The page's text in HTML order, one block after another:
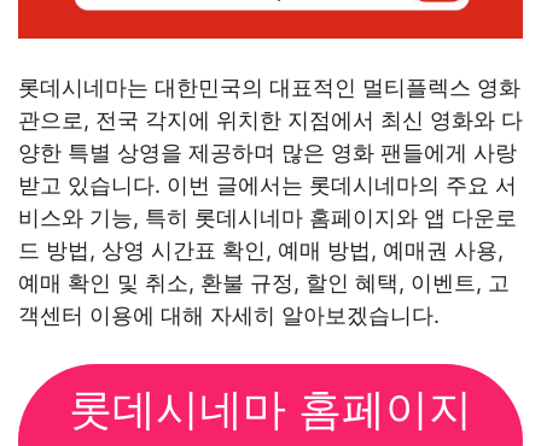
롯데시네마는 대한민국의 대표적인 멀티플렉스 영화
관으로, 전국 각지에 위치한 지점에서 최신 영화와 다
양한 특별 상영을 제공하며 많은 영화 팬들에게 사랑
받고 있습니다. 이번 글에서는 롯데시네마의 주요 서
비스와 기능, 특히 롯데시네마 홈페이지와 앱 다운로
드 방법, 상영 시간표 확인, 예매 방법, 예매권 사용,
예매 확인 및 취소, 환불 규정, 할인 혜택, 이벤트, 고
객센터 이용에 대해 자세히 알아보겠습니다.
롯데시네마 홈페이지